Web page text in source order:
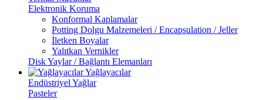
Elektronik Koruma
Konformal Kaplamalar
Potting Dolgu Malzemeleri / Encapsulation / Jeller
İletken Boyalar
Yalıtkan Vernikler
Disk Yaylar / Bağlantı Elemanları
Yağlayacılar
Endüstriyel Yağlar
Pasteler